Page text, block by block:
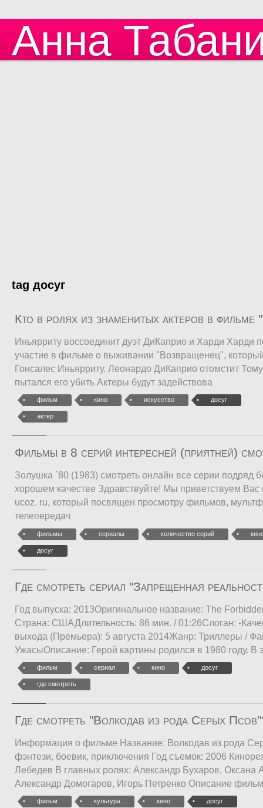
Анна
tag досуг
Кто в ролях из знаменитых актеров в фильме
Иньярриту воссоединит дуэт ДиКаприо и Харди Харди
участие в фильме о выживании "Возвращенец",
Гонсалес Иньярриту. Леонардо ДиКаприо отомстит
пытался его убить Актеры будут задействова
фильм кино искусство досуг
актер
Фильмы в 8 серий интересней (приятней)
Золушка `80 (1983) смотреть онлайн все серии подряд
хорошем качестве Здравствуйте! Мы приветствуем Вас
ucoz. ru, который посвящен просмотру фильмов,
телепередач
фильмы сериалы количество серий
досуг
Где смотреть сериал "Запрещенная
Год выпуска: 2013Оригинальное название: The
Страна: СШАДлительность: 86 мин. / 01:26Слоган: -
выхода (Премьера): 5 августа 2014Жанр: Триллеры /
УжасыОписание: Герой картины родился в 1980 году. В
фильм сериал кино досуг
где смотреть
Где смотреть "Волкодав из рода Серых
Информация о фильме Название: Волкодав из рода
фэнтези, боевик, приключения Год съемок: 2006
Лебедев В главных ролях: Александр Бухаров, Оксана
Александр Домогаров, Игорь Петренко Описание
фильм культура кино досуг